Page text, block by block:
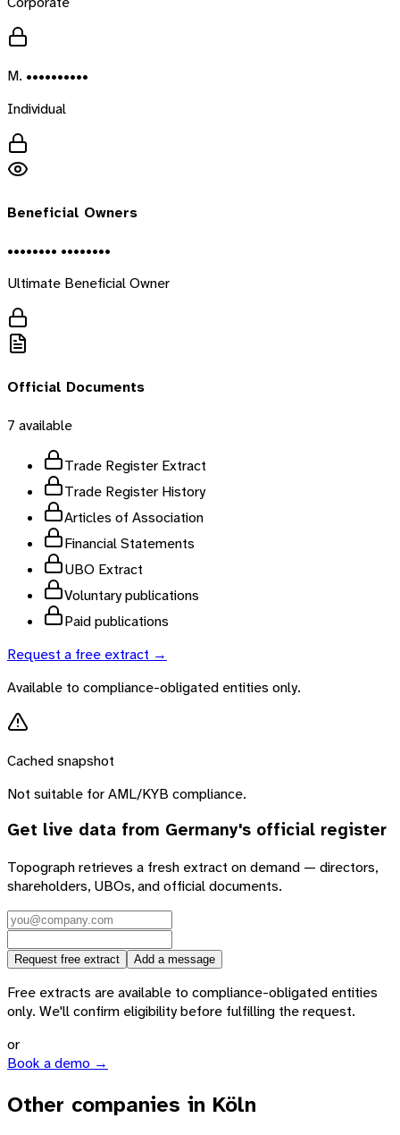
M. ••••••••••
Individual
Beneficial Owners
•••••••• ••••••••
Ultimate Beneficial Owner
Official Documents
7 available
Trade Register Extract
Trade Register History
Articles of Association
Financial Statements
UBO Extract
Voluntary publications
Paid publications
Request a free extract →
Available to compliance-obligated entities only.
Cached snapshot
Not suitable for AML/KYB compliance.
Get live data from Germany's official register
Topograph retrieves a fresh extract on demand — directors,
shareholders, UBOs, and official documents.
Request free extract Add a message
Free extracts are available to compliance-obligated entities
only. We'll confirm eligibility before fulfilling the request.
or
Book a demo →
Other companies in Köln